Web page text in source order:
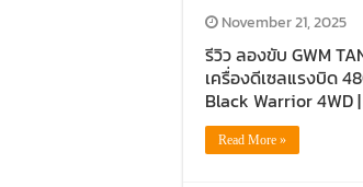
November 21, 2025
รีวิว ลองขับ GWM
เครื่องดีเซลแรงบิด
Black Warrior
Read More »